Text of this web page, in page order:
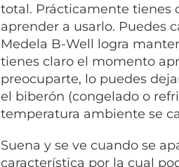
total. Prácticamente tienes
aprender a usarlo. Puedes
Medela B-Well logra
tienes claro el momento
preocuparte, lo puedes
el biberón (congelado o
temperatura ambiente se
Suena y se ve cuando se
característica por la cual